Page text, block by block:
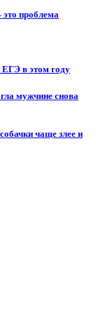
проблема
ЕГЭ в этом году
мужчине снова
чаще злее и